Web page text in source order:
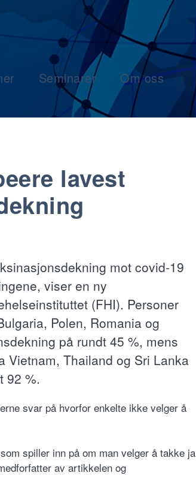
Seminarer Om oss
lavest
mot covid-19
viser en ny
(FHI). Personer
Polen, Romania og
på rundt 45 %, mens
Vietnam, Thailand og Sri Lanka
92 %.
svar på hvorfor enkelte ikke velger å
spiller inn på om man velger å takke ja
av artikkelen og